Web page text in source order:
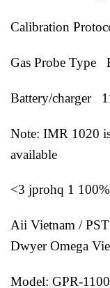
Calibration
Gas Probe Type
Battery/charger
Note: IMR 1020
available
<3 jprohq 1
Aii Vietnam /
Dwyer Omega
Model: GPR-